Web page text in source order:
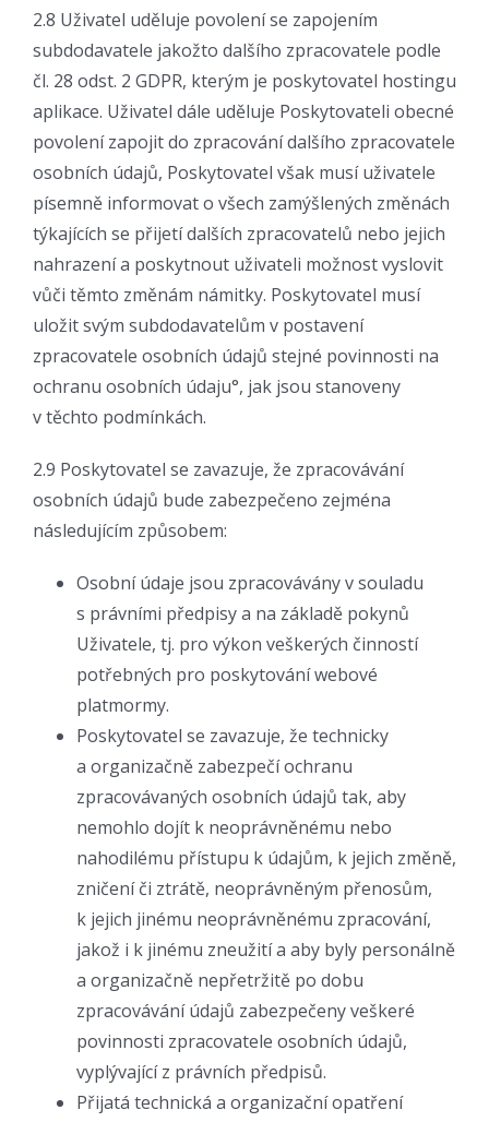
2.8 Uživatel uděluje povolení se zapojením
subdodavatele jakožto dalšího zpracovatele podle
čl. 28 odst. 2 GDPR, kterým je poskytovatel hostingu
aplikace. Uživatel dále uděluje Poskytovateli obecné
povolení zapojit do zpracování dalšího zpracovatele
osobních údajů, Poskytovatel však musí uživatele
písemně informovat o všech zamýšlených změnách
týkajících se přijetí dalších zpracovatelů nebo jejich
nahrazení a poskytnout uživateli možnost vyslovit
vůči těmto změnám námitky. Poskytovatel musí
uložit svým subdodavatelům v postavení
zpracovatele osobních údajů stejné povinnosti na
ochranu osobních údaju°, jak jsou stanoveny
v těchto podmínkách.
2.9 Poskytovatel se zavazuje, že zpracovávání
osobních údajů bude zabezpečeno zejména
následujícím způsobem:
Osobní údaje jsou zpracovávány v souladu
s právními předpisy a na základě pokynů
Uživatele, tj. pro výkon veškerých činností
potřebných pro poskytování webové
platmormy.
Poskytovatel se zavazuje, že technicky
a organizačně zabezpečí ochranu
zpracovávaných osobních údajů tak, aby
nemohlo dojít k neoprávněnému nebo
nahodilému přístupu k údajům, k jejich změně,
zničení či ztrátě, neoprávněným přenosům,
k jejich jinému neoprávněnému zpracování,
jakož i k jinému zneužití a aby byly personálně
a organizačně nepřetržitě po dobu
zpracovávání údajů zabezpečeny veškeré
povinnosti zpracovatele osobních údajů,
vyplývající z právních předpisů.
Přijatá technická a organizační opatření